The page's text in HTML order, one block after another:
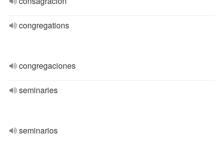
congregations
congregaciones
seminaries
seminarios